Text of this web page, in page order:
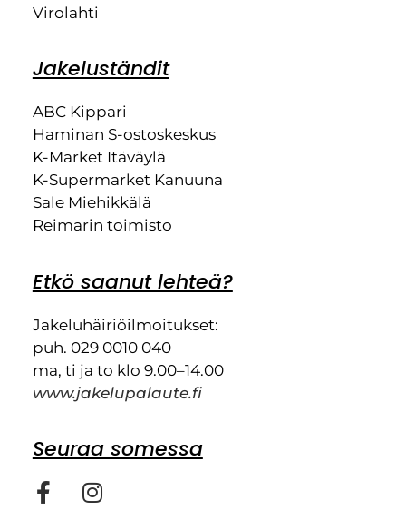
Virolahti
Jakeluständit
ABC Kippari
Haminan S-ostoskeskus
K-Market Itäväylä
K-Supermarket Kanuuna
Sale Miehikkälä
Reimarin toimisto
Etkö saanut lehteä?
Jakeluhäiriöilmoitukset:
puh. 029 0010 040
ma, ti ja to klo 9.00–14.00
www.jakelupalaute.fi
Seuraa somessa